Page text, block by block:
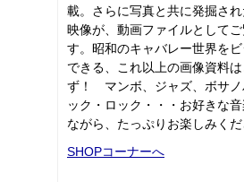
載。さらに写真と共に発掘さ
映像が、動画ファイルとして
す。昭和のキャバレー世界を
できる、これ以上の画像資料
ず！ マンボ、ジャズ、ボサノ
ック・ロック・・・お好きな
ながら、たっぷりお楽しみくだ
SHOPコーナーへ